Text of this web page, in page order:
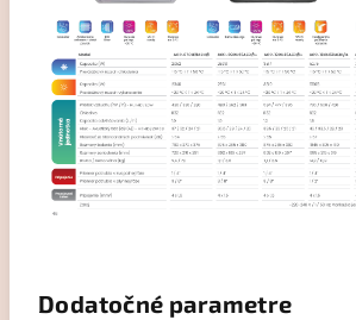
Dodatočné parametre